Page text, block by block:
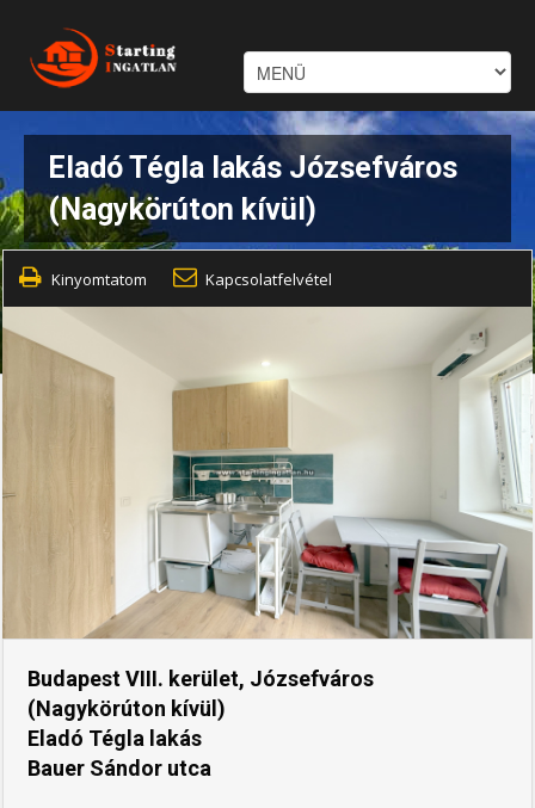
Eladó Tégla lakás Józsefváros
(Nagykörúton kívül)
Kinyomtatom Kapcsolatfelvétel
Budapest VIII. kerület, Józsefváros
(Nagykörúton kívül)
Eladó Tégla lakás
Bauer Sándor utca